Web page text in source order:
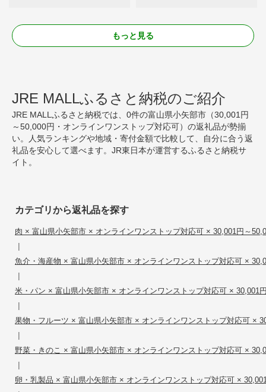
もっと見る
JRE MALLふるさと納税のご紹介
JRE MALLふるさと納税では、0件の富山県小矢部市（30,001円
～50,000円・オンラインワンストップ対応可）の返礼品が勢揃
い。人気ランキングや地域・寄付金額で比較して、自分に合う返
礼品を安心して選べます。JR東日本が運営するふるさと納税サ
イト。
カテゴリから返礼品を探す
肉 × 富山県小矢部市 × オンラインワンストップ対応可 × 30,001円～
|
魚介・海産物 × 富山県小矢部市 × オンラインワンストップ対応可 ×
|
米・パン × 富山県小矢部市 × オンラインワンストップ対応可 × 30,001
|
果物・フルーツ × 富山県小矢部市 × オンラインワンストップ対応可 ×
|
野菜・きのこ × 富山県小矢部市 × オンラインワンストップ対応可 ×
|
卵・乳製品 × 富山県小矢部市 × オンラインワンストップ対応可 ×